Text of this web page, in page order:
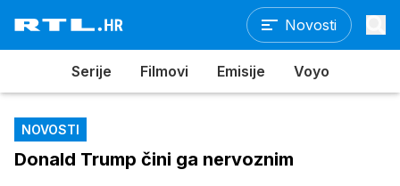
Novosti
Serije Filmovi Emisije Voyo
NOVOSTI
Donald Trump čini ga nervoznim